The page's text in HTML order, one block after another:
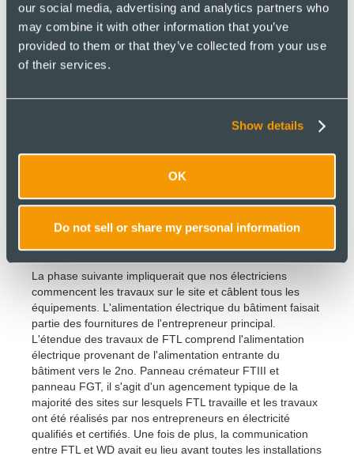
our social media, advertising and analytics partners who
may combine it with other information that you’ve
provided to them or that they’ve collected from your use
of their services.
Show details
OK
Do not sell or share my personal information
Une visite du site consiste à cartographier les itinéraires
des canalisations et à aborder les travaux habilitants, ce
qui permet à FTL de financer les travaux de ces
généralement en des pénétrations dans les murs et les
toits afin de permettre un acheminement plus efficace des
canalisations. La préinstallation étant terminée, cela
(WD) sera ensuite informé de ces travaux habilitants sous
la forme d'un plan des travaux du constructeur et les
phase de construction du bâtiment.
La phase suivante impliquerait que nos électriciens
commencent les travaux sur le site et câblent tous les
équipements. L'alimentation électrique du bâtiment faisait
partie des fournitures de l'entrepreneur principal.
L'étendue des travaux de FTL comprend l'alimentation
électrique provenant de l'alimentation entrante du
bâtiment vers le 2no. Panneau crémateur FTIII et
panneau FGT, il s'agit d'un agencement typique de la
majorité des sites sur lesquels FTL travaille et les travaux
ont été réalisés par nos entrepreneurs en électricité
qualifiés et certifiés. Une fois de plus, la communication
entre FTL et WD avait eu lieu avant toutes les installations